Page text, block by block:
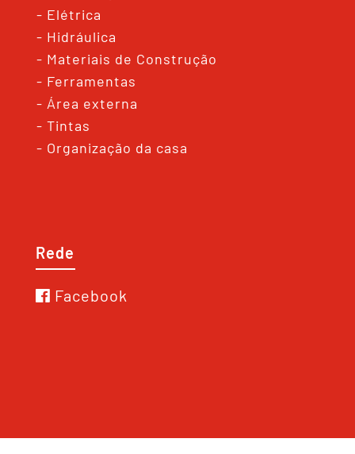
- Elétrica
- Hidráulica
- Materiais de Construção
- Ferramentas
- Área externa
- Tintas
- Organização da casa
Rede
Facebook